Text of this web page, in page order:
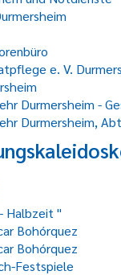
e. V.
Durmersheim -
Durmersheim,
Halbzeit "
Bohórquez
Bohórquez
Festspiele